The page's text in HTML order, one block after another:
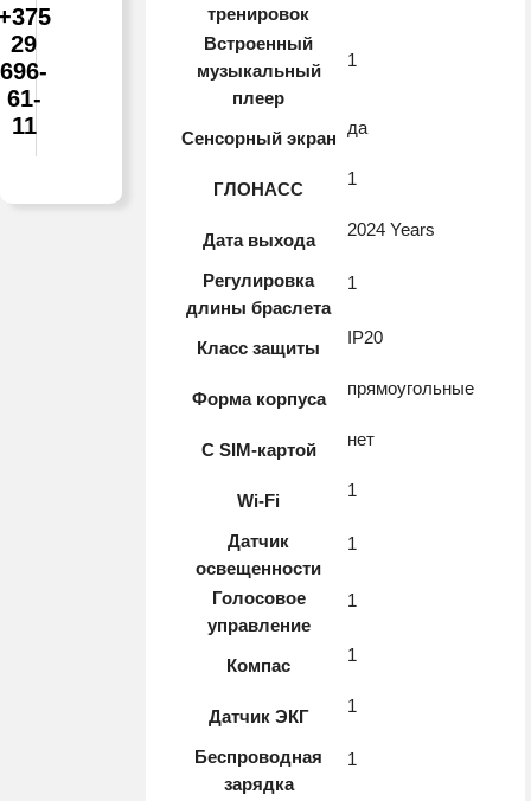
29
696-
61-
11
тренировок
Встроенный
музыкальный
плеер
1
Сенсорный экран
да
ГЛОНАСС
1
Дата выхода
2024 Years
Регулировка
длины браслета
1
Класс защиты
IP20
Форма корпуса
прямоугольные
С SIM-картой
нет
Wi-Fi
1
Датчик
освещенности
1
Голосовое
управление
1
Компас
1
Датчик ЭКГ
1
Беспроводная
зарядка
1